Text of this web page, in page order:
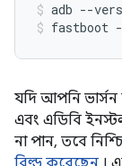
adb --
fastboot
যদি আপনি
এবং এডিবি
না পান, তবে